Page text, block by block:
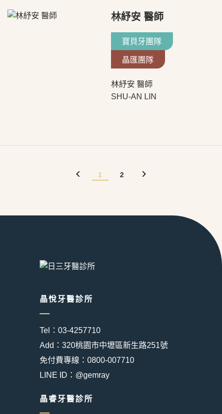
林紓安 醫師
寶貝牙團隊
晶匯團隊
林紓安 醫師
SHU-AN LIN
1 2
晶悅牙醫診所
Tel：03-4257710
Add：320桃園市中壢區新生路251號
免付費專線：0800-007710
LINE ID：@gemray
晶睿牙醫診所